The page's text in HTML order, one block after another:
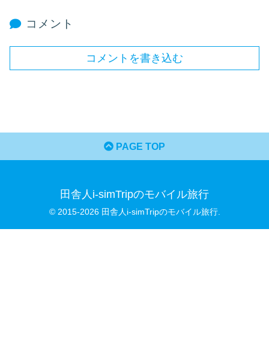
コメント
コメントを書き込む
PAGE TOP
田舎人i-simTripのモバイル旅行
© 2015-2026 田舎人i-simTripのモバイル旅行.